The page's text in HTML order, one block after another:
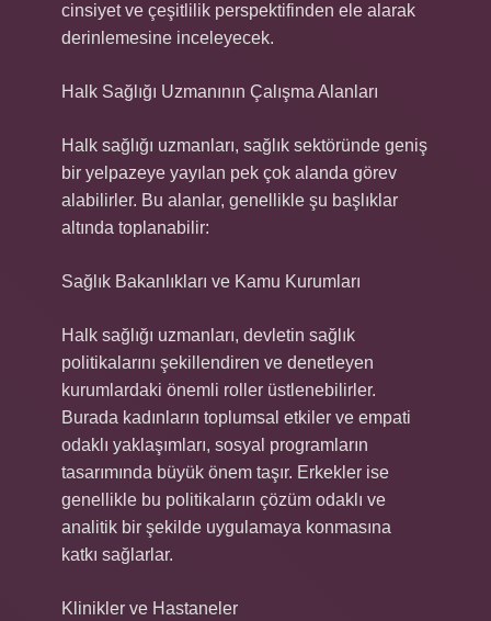
cinsiyet ve çeşitlilik perspektifinden ele alarak
derinlemesine inceleyecek.
Halk Sağlığı Uzmanının Çalışma Alanları
Halk sağlığı uzmanları, sağlık sektöründe geniş
bir yelpazeye yayılan pek çok alanda görev
alabilirler. Bu alanlar, genellikle şu başlıklar
altında toplanabilir:
Sağlık Bakanlıkları ve Kamu Kurumları
Halk sağlığı uzmanları, devletin sağlık
politikalarını şekillendiren ve denetleyen
kurumlardaki önemli roller üstlenebilirler.
Burada kadınların toplumsal etkiler ve empati
odaklı yaklaşımları, sosyal programların
tasarımında büyük önem taşır. Erkekler ise
genellikle bu politikaların çözüm odaklı ve
analitik bir şekilde uygulamaya konmasına
katkı sağlarlar.
Klinikler ve Hastaneler